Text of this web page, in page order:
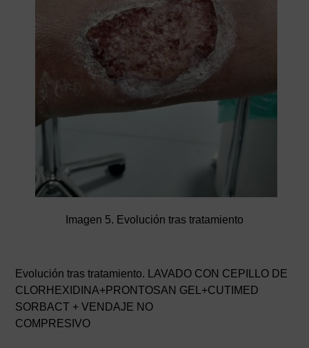
Imagen 5. Evolución tras tratamiento
Evolución tras tratamiento. LAVADO CON CEPILLO DE
CLORHEXIDINA+PRONTOSAN GEL+CUTIMED
SORBACT + VENDAJE NO
COMPRESIVO